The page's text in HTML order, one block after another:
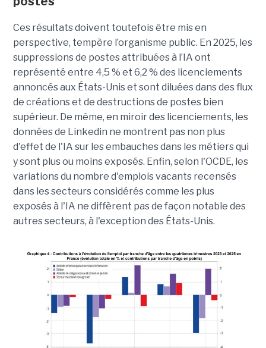
Ces résultats doivent toutefois être mis en
perspective, tempère l’organisme public. En 2025, les
suppressions de postes attribuées à l’IA ont
représenté entre 4,5 % et 6,2 % des licenciements
annoncés aux États-Unis et sont diluées dans des flux
de créations et de destructions de postes bien
supérieur. De même, en miroir des licenciements, les
données de Linkedin ne montrent pas non plus
d'effet de l'IA sur les embauches dans les métiers qui
y sont plus ou moins exposés. Enfin, selon l'OCDE, les
variations du nombre d'emplois vacants recensés
dans les secteurs considérés comme les plus
exposés à l'IA ne diffèrent pas de façon notable des
autres secteurs, à l'exception des États-Unis.